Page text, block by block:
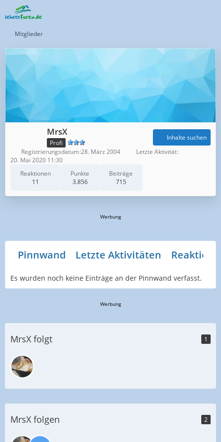
Mitglieder
MrsX
Profi
Reaktionen
11
Punkte
3.856
Beiträge
715
Inhalte suchen
Registrierungsdatum 28. März 2004
Letzte Aktivität
20. Mai 2020 11:30
Werbung
Pinnwand Letzte Aktivitäten
Es wurden noch keine Einträge an der Pinnwand verfasst.
Werbung
MrsX folgt 1
MrsX folgen 2